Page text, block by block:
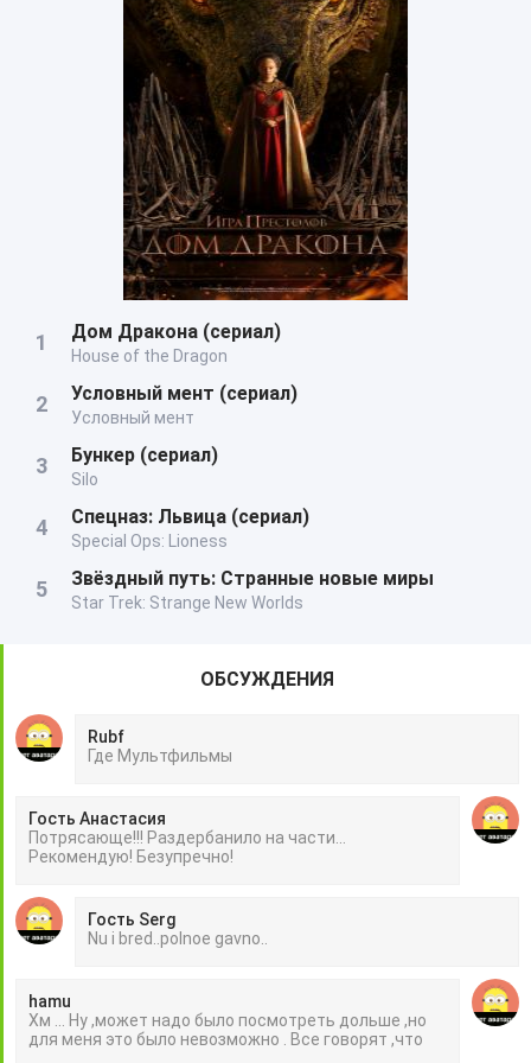
Дом Дракона (сериал)
House of the Dragon
Условный мент (сериал)
Условный мент
Бункер (сериал)
Silo
Спецназ: Львица (сериал)
Special Ops: Lioness
Звёздный путь: Странные новые миры
Star Trek: Strange New Worlds
ОБСУЖДЕНИЯ
Rubf
Гдe Mультфильмы
Гость Анастасия
Потрясающе!!! Раздербанило на части...
Рекомендую! Безупречно!
Гость Serg
Nu i bred..polnoe gavno..
hamu
Хм ... Ну ,может надо было посмотреть дольше ,но
для меня это было невозможно . Все говорят ,что